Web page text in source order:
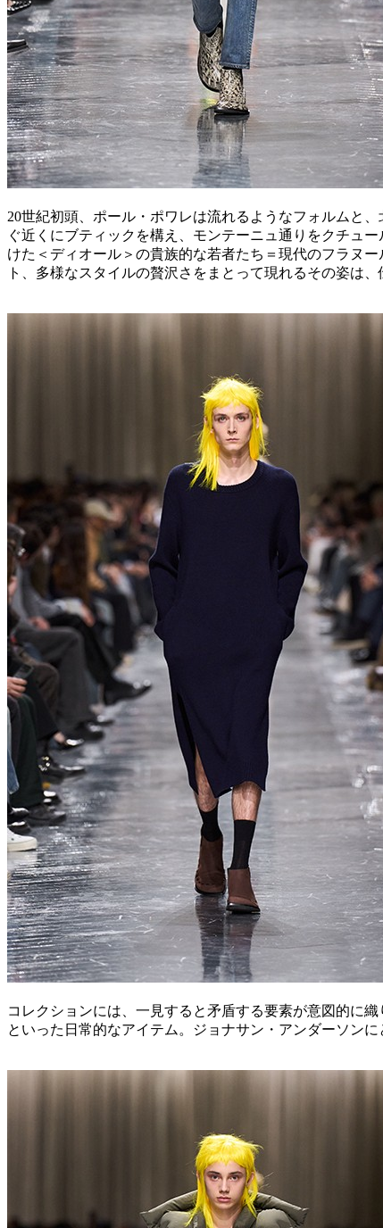
20世紀初頭、ポール・ポワレは流れるようなフォルムと
ぐ近くにブティックを構え、モンテーニュ通りをクチュ
けた＜ディオール＞の貴族的な若者たち＝現代のフラヌ
ト、多様なスタイルの贅沢さをまとって現れるその姿は
コレクションには、一見すると矛盾する要素が意図的に
といった日常的なアイテム。ジョナサン・アンダーソン